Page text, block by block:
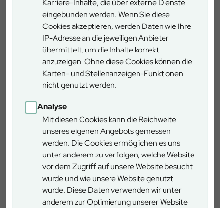
Karriere-Inhalte, die über externe Dienste
eingebunden werden. Wenn Sie diese
Cookies akzeptieren, werden Daten wie Ihre
IP-Adresse an die jeweiligen Anbieter
übermittelt, um die Inhalte korrekt
anzuzeigen. Ohne diese Cookies können die
Karten- und Stellenanzeigen-Funktionen
nicht genutzt werden.
Analyse
Mit diesen Cookies kann die Reichweite
unseres eigenen Angebots gemessen
werden. Die Cookies ermöglichen es uns
unter anderem zu verfolgen, welche Website
vor dem Zugriff auf unsere Website besucht
wurde und wie unsere Website genutzt
wurde. Diese Daten verwenden wir unter
anderem zur Optimierung unserer Website
Der Forstbetrieb München wird die Kontrollbegänge und
die Präsenz entlang des Wildparkzauns ab sofort deutlich
erhöhen und dafür zusätzliches Personal einsetzen. Jede
festgestellte Beschädigung des Zauns wird natürlich
unmittelbar repariert und bei der Polizei zur Anzeige
gebracht.
Die Bayerischen Staatsforsten bitten die Bevölkerung um
Mithilfe: Wer eine Beschädigung am Zaun beobachtet
oder sogar Personen auf frischer Tat ertappt, wird
gebeten, sich umgehend an den Forstbetrieb München
oder direkt an die zuständige Polizei zu wenden.
München
Forstenrieder Allee 182, 81476 München